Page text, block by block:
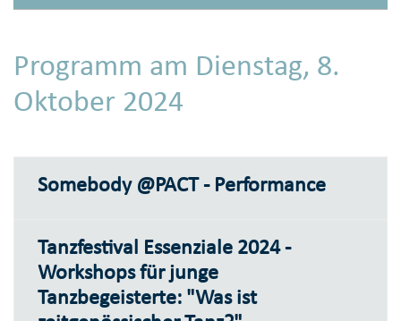
Programm am Dienstag, 8.
Oktober 2024
Somebody @PACT - Performance
Tanzfestival Essenziale 2024 -
Workshops für junge
Tanzbegeisterte: "Was ist